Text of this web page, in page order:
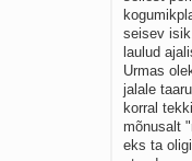
seisev
laulud
Urmas
jalale
korral
mõnusalt
eks ta